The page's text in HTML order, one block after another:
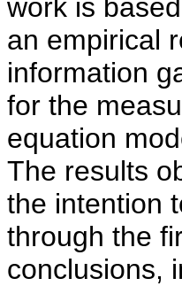
work is
an empirical
information
for the
equation
The results
the intention
through the
conclusions,